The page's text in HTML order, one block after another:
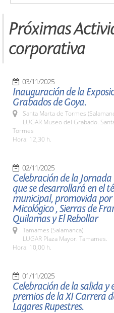
Próximas
corporativa
03/11/2025
Inauguración de la
Grabados de Goya.
Santa Marta de Tormes
LUGAR Museo del Grabado.
Tormes
Hora: 12,30 h.
02/11/2025
Celebración de la
que se desarrollará en el
municipal, promovida por
Micológico , Sierras de
Quilamas y El Rebollar
Tamames (Salamanca)
LUGAR Plaza Mayor. Tamames.
Hora: 10,00 h.
01/11/2025
Celebración de la salida y
premios de la XI Carrera
Lagares Rupestres.